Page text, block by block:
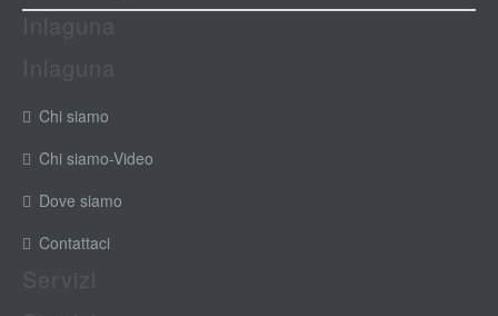
Chi siamo
Chi siamo-Video
Dove siamo
Contattaci